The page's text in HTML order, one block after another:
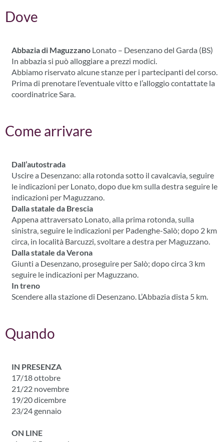
Dove
Abbazia di Maguzzano Lonato – Desenzano del Garda (BS)
In abbazia si può alloggiare a prezzi modici.
Abbiamo riservato alcune stanze per i partecipanti del corso.
Prima di prenotare l’eventuale vitto e l’alloggio contattate la
coordinatrice Sara.
Come arrivare
Dall’autostrada
Uscire a Desenzano: alla rotonda sotto il cavalcavia, seguire
le indicazioni per Lonato, dopo due km sulla destra seguire le
indicazioni per Maguzzano.
Dalla statale da Brescia
Appena attraversato Lonato, alla prima rotonda, sulla
sinistra, seguire le indicazioni per Padenghe-Salò; dopo 2 km
circa, in località Barcuzzi, svoltare a destra per Maguzzano.
Dalla statale da Verona
Giunti a Desenzano, proseguire per Salò; dopo circa 3 km
seguire le indicazioni per Maguzzano.
In treno
Scendere alla stazione di Desenzano. L’Abbazia dista 5 km.
Quando
IN PRESENZA
17/18 ottobre
21/22 novembre
19/20 dicembre
23/24 gennaio
ON LINE